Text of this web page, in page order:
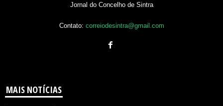
Jornal do Concelho de Sintra
Contato: correiodesintra@gmail.com
MAIS NOTÍCIAS